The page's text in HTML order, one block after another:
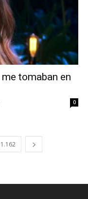
tomaban en
0
1.162